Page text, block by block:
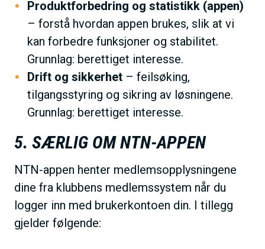
Produktforbedring og statistikk (appen)
– forstå hvordan appen brukes, slik at vi
kan forbedre funksjoner og stabilitet.
Grunnlag: berettiget interesse.
Drift og sikkerhet – feilsøking,
tilgangsstyring og sikring av løsningene.
Grunnlag: berettiget interesse.
5. SÆRLIG OM NTN-APPEN
NTN-appen henter medlemsopplysningene
dine fra klubbens medlemssystem når du
logger inn med brukerkontoen din. I tillegg
gjelder følgende: